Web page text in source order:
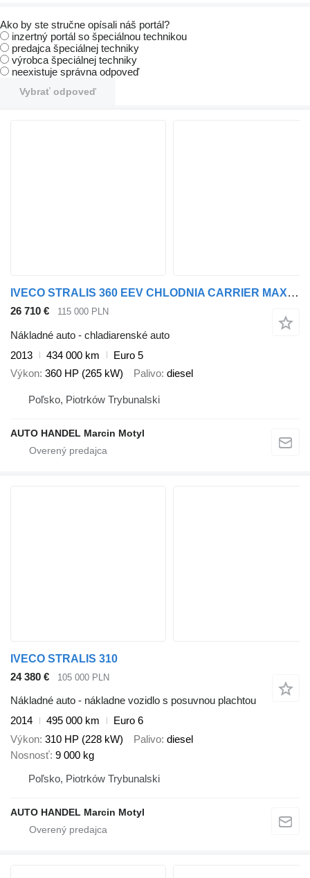
Ako by ste stručne opísali náš portál?
inzertný portál so špeciálnou technikou
predajca špeciálnej techniky
výrobca špeciálnej techniky
neexistuje správna odpoveď
Vybrať odpoveď
IVECO STRALIS 360 EEV CHLODNIA CARRIER MAXIMA 1000
26 710 € 115 000 PLN
Nákladné auto - chladiarenské auto
2013
434 000 km
Euro 5
Výkon 360 HP (265 kW) Palivo diesel
Poľsko, Piotrków Trybunalski
AUTO HANDEL Marcin Motyl
IVECO STRALIS 310
24 380 €
105 000 PLN
Nákladné auto - nákladne vozidlo s posuvnou plachtou
2014
495 000 km
Euro 6
Výkon 310 HP (228 kW) Palivo diesel
Nosnosť 9 000 kg
Poľsko, Piotrków Trybunalski
AUTO HANDEL Marcin Motyl